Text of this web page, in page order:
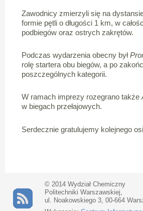
Zawodnicy zmierzyli się na
formie pętli o długości 1 km, w
podbiegów oraz ostrych zakrętów.
Podczas wydarzenia obecny był
rolę startera obu biegów, a po
poszczególnych kategorii.
W ramach imprezy rozegrano także
w biegach przełajowych.
Serdecznie gratulujemy kolejnego
© 2014 Wydział Chemiczny
Politechniki Warszawskiej,
ul. Noakowskiego 3, 00-664